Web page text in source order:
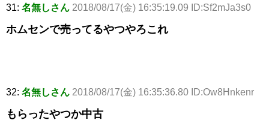
31: 名無しさん 2018/08/17(金) 16:35:19.09 ID:Sf2mJa3s0
ホムセンで売ってるやつやろこれ
32: 名無しさん 2018/08/17(金) 16:35:36.80 ID:Ow8Hnkenr
もらったやつか中古